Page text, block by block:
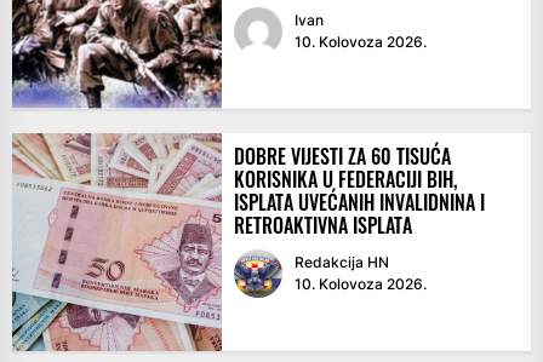
Ivan
10. Kolovoza 2026.
DOBRE VIJESTI ZA 60 TISUĆA
KORISNIKA U FEDERACIJI BIH,
ISPLATA UVEĆANIH INVALIDNINA I
RETROAKTIVNA ISPLATA
Redakcija HN
10. Kolovoza 2026.